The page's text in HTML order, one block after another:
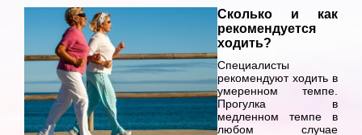
Сколько и как
рекомендуется
ходить?
Специалисты
рекомендуют ходить в
умеренном темпе.
Прогулка в
медленном темпе в
любом случае